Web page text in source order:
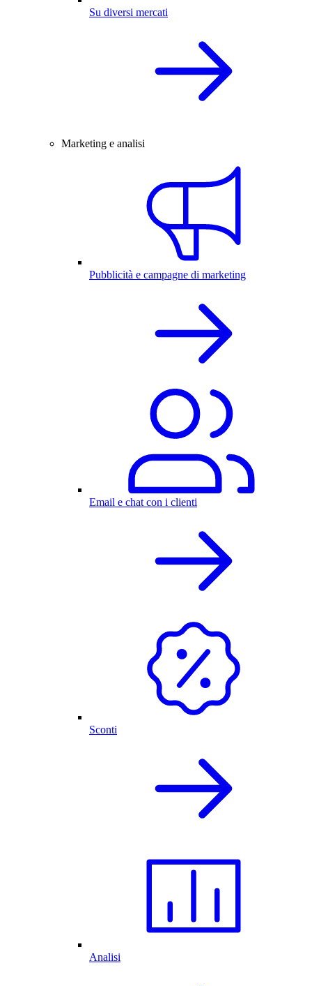
Su diversi mercati
Marketing e analisi
Pubblicità e campagne di marketing
Email e chat con i clienti
Sconti
Analisi